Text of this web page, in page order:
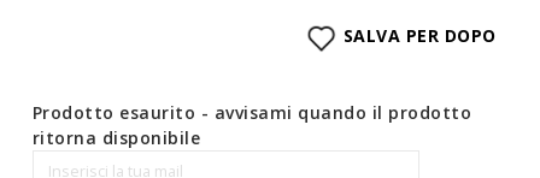
SALVA PER DOPO
Prodotto esaurito - avvisami quando il prodotto
ritorna disponibile